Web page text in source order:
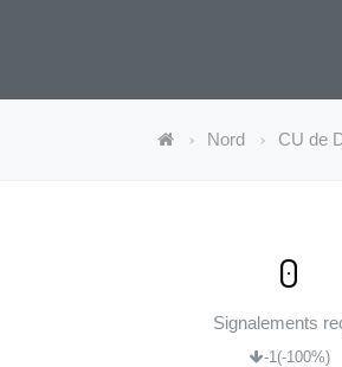
Nord CU de
0
Signalements
-1(-100%)